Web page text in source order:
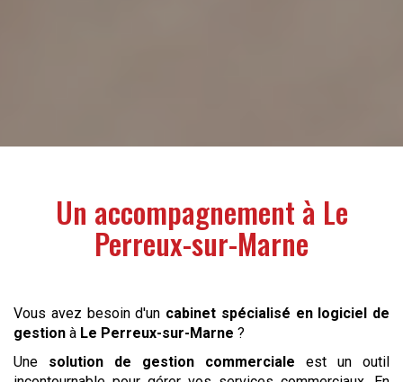
Un accompagnement à Le
Perreux-sur-Marne
Vous avez besoin d'un cabinet spécialisé en logiciel de
gestion à Le Perreux-sur-Marne ?
Une solution de gestion commerciale est un outil